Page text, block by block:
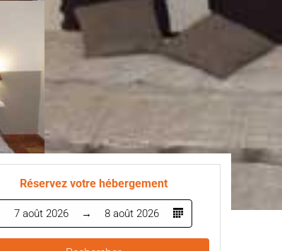
Réservez votre hébergement
7 août 2026 8 août 2026